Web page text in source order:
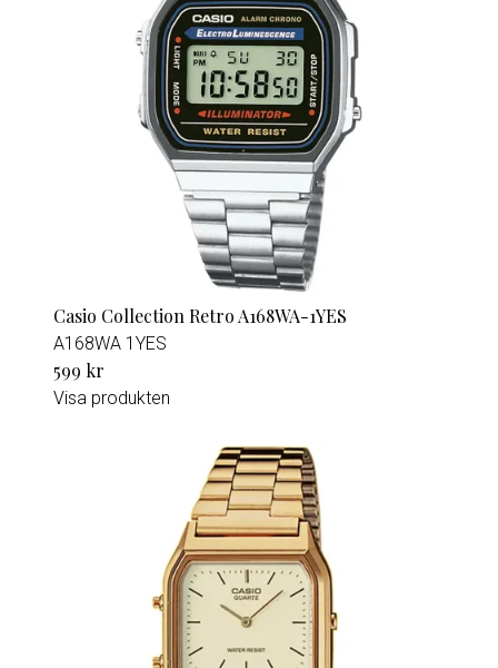
Casio Collection Retro A168WA-1YES
A168WA 1YES
599 kr
Visa produkten